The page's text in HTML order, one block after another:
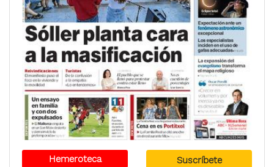
Hemeroteca Suscríbete